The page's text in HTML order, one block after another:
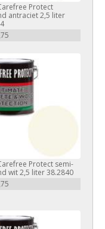
Protect
antraciet 2,5 liter
Protect semi-
wit 2,5 liter 38.2840